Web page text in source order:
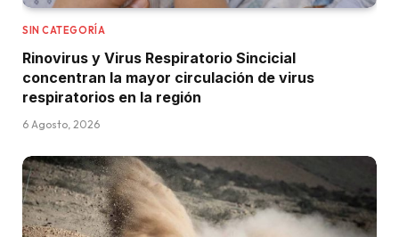
SIN CATEGORÍA
Rinovirus y Virus Respiratorio Sincicial
concentran la mayor circulación de virus
respiratorios en la región
6 Agosto, 2026